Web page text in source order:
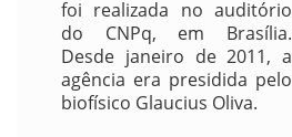
foi realizada no auditório
do CNPq, em Brasília.
Desde janeiro de 2011, a
agência era presidida pelo
biofísico Glaucius Oliva.